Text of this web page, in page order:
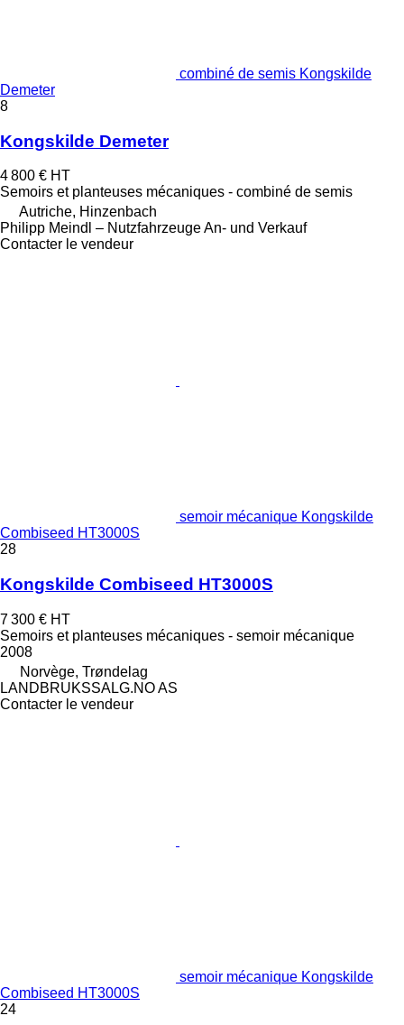
combiné de semis Kongskilde
Demeter
8
Kongskilde Demeter
4 800 € HT
Semoirs et planteuses mécaniques - combiné de semis
Autriche, Hinzenbach
Philipp Meindl – Nutzfahrzeuge An- und Verkauf
Contacter le vendeur
semoir mécanique Kongskilde
Combiseed HT3000S
28
Kongskilde Combiseed HT3000S
7 300 € HT
Semoirs et planteuses mécaniques - semoir mécanique
2008
Norvège, Trøndelag
LANDBRUKSSALG.NO AS
Contacter le vendeur
semoir mécanique Kongskilde
Combiseed HT3000S
24